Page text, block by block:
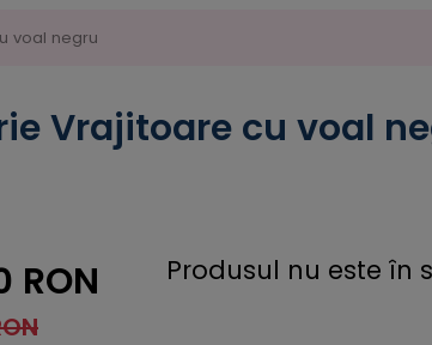
voal negru
Vrajitoare cu voal
RON Produsul nu este în